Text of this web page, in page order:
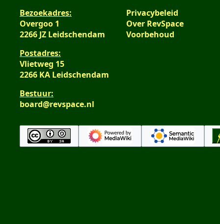
Bezoekadres:
Overgoo 1
2266 JZ Leidschendam
Postadres:
Vlietweg 15
2266 KA Leidschendam
Bestuur:
board@revspace.nl
Privacybeleid
Over RevSpace
Voorbehoud